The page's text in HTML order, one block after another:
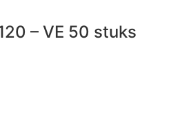
– VE 50 stuks